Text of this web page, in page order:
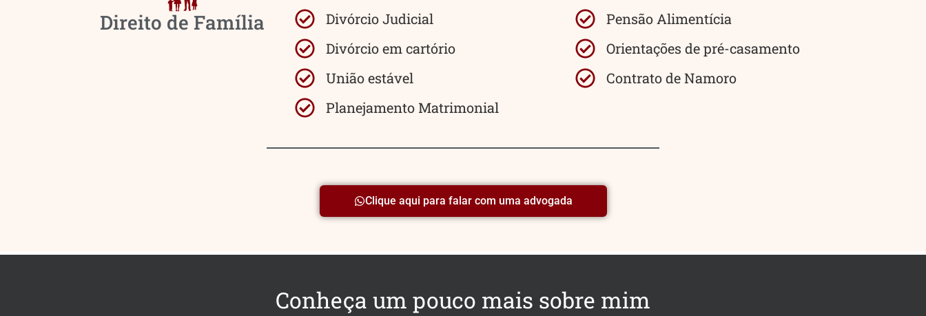
Direito de Família
Divórcio Judicial
Divórcio em cartório
União estável
Planejamento Matrimonial
Pensão Alimentícia
Orientações de pré-casamento
Contrato de Namoro
Clique aqui para falar com uma advogada
Conheça um pouco mais sobre mim